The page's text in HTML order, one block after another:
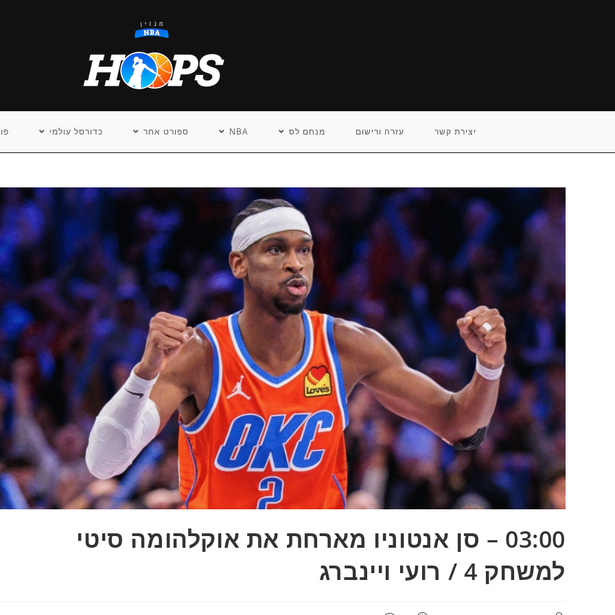
יצירת קשר עזרה ורישום מנחם לס NBA ספורט אחר כדורסל עולמי
03:00 – סן אנטוניו מארחת את אוקלהומה סיטי
למשחק 4 / רועי ויינברג